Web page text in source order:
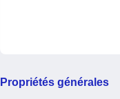
Propriétés générales